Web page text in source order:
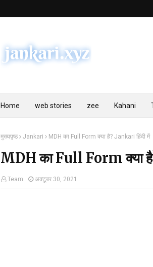
Home web stories zee Kahani
मुख्यपृष्ठ Jankari MDH का Full Form क्या है? Jankari हिंदी में
MDH का Full Form क्या
Team अक्टूबर 30, 2021